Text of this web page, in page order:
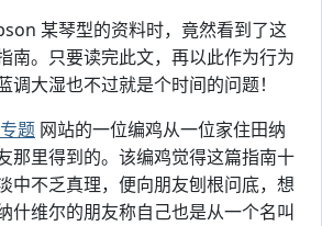
某琴型的资料时，竟然看到了这
南。只要读完此文，再以此作为行为
调大湿也不过就是个时间的问题！
题 网站的一位编鸡从一位家住田纳
那里得到的。该编鸡觉得这篇指南十
中不乏真理，便向朋友刨根问底，想
什维尔的朋友称自己也是从一个名叫